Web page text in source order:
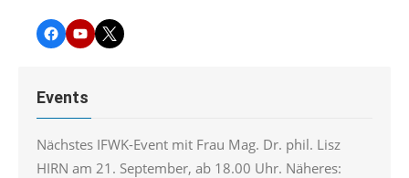
Facebook
YouTubeTwitter
Events
Nächstes IFWK-Event mit Frau Mag. Dr. phil. Lisz
HIRN am 21. September, ab 18.00 Uhr. Näheres: